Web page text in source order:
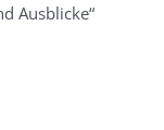
Ausblicke“